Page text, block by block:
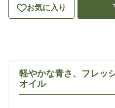
お気に入り
軽やかな青さ、フレッ
オイル